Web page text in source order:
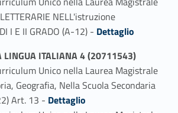
NELL'istruzione
I E II GRADO (A-12) - Link identifier #identifier_person_52255-5
Dettaglio
LINGUA ITALIANA 4 (20711543)
Unico nella Laurea Magistrale
Geografia, Nella Scuola Secondaria
Art. 13 - Link identifier #identifier_person_123078-1
Dettaglio